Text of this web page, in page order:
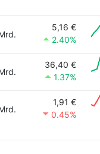
5,16 €
2.40%
36,40 €
1.37%
1,91 €
0.45%